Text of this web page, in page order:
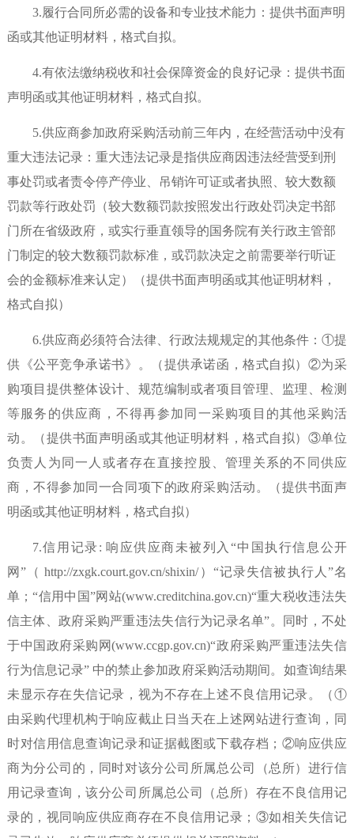
3.履行合同所必需的设备和专业技术能力：提供书面声明
函或其他证明材料，格式自拟。
4.有依法缴纳税收和社会保障资金的良好记录：提供书面
声明函或其他证明材料，格式自拟。
5.供应商参加政府采购活动前三年内，在经营活动中没有
重大违法记录：重大违法记录是指供应商因违法经营受到刑
事处罚或者责令停产停业、吊销许可证或者执照、较大数额
罚款等行政处罚（较大数额罚款按照发出行政处罚决定书部
门所在省级政府，或实行垂直领导的国务院有关行政主管部
门制定的较大数额罚款标准，或罚款决定之前需要举行听证
会的金额标准来认定）（提供书面声明函或其他证明材料，
格式自拟）
6.供应商必须符合法律、行政法规规定的其他条件：①提
供《公平竞争承诺书》。（提供承诺函，格式自拟）②为采
购项目提供整体设计、规范编制或者项目管理、监理、检测
等服务的供应商，不得再参加同一采购项目的其他采购活
动。（提供书面声明函或其他证明材料，格式自拟）③单位
负责人为同一人或者存在直接控股、管理关系的不同供应
商，不得参加同一合同项下的政府采购活动。（提供书面声
明函或其他证明材料，格式自拟）
7.信用记录: 响应供应商未被列入“中国执行信息公开
网”（ http://zxgk.court.gov.cn/shixin/）“记录失信被执行人”名
单；“信用中国”网站(www.creditchina.gov.cn)“重大税收违法失
信主体、政府采购严重违法失信行为记录名单”。同时，不处
于中国政府采购网(www.ccgp.gov.cn)“政府采购严重违法失信
行为信息记录” 中的禁止参加政府采购活动期间。如查询结果
未显示存在失信记录，视为不存在上述不良信用记录。（①
由采购代理机构于响应截止日当天在上述网站进行查询，同
时对信用信息查询记录和证据截图或下载存档；②响应供应
商为分公司的，同时对该分公司所属总公司（总所）进行信
用记录查询，该分公司所属总公司（总所）存在不良信用记
录的，视同响应供应商存在不良信用记录；③如相关失信记